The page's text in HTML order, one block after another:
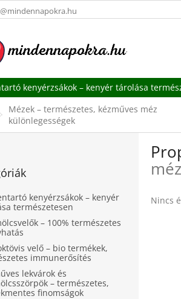
kenyérzsákok – kenyér tárolása
Mézek – természetes, kézműves méz
különlegességek
kenyérzsákok – kenyér
természetesen
– 100% természetes
velő – bio termékek,
immunerősítés
lekvárok és
– természetes,
finomságok
A
Nincs